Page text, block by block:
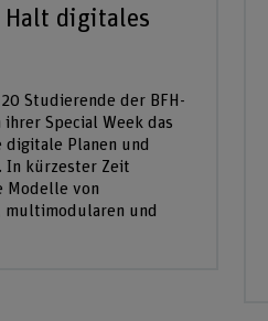
Halt digitales
20 Studierende der BFH-
ihrer Special Week das
digitale Planen und
In kürzester Zeit
Modelle von
multimodularen und